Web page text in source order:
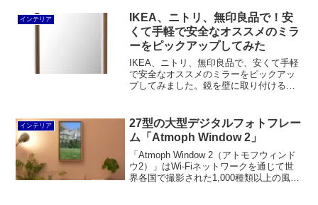
テリアコーディネートの基本は変わりま
せん。ただ、引越したから...
インテリア
IKEA、ニトリ、無印良品で！安
くて手軽で安全なオススメのミラ
ーをピックアップしてみた
IKEA、ニトリ、無印良品で、安くて手軽
で安全なオススメのミラーをピックアッ
プしてみました。鏡を壁に取り付けると
あります。価格も安いので、ぜひ活用し
ましょう。
インテリア
27型の大型デジタルフォトフレー
ム「Atmoph Window 2」
「Atmoph Window 2（アトモフウィンド
ウ2）」はWi-Fiネットワークを通じて世
界各国で撮影された1,000種類以上の風景